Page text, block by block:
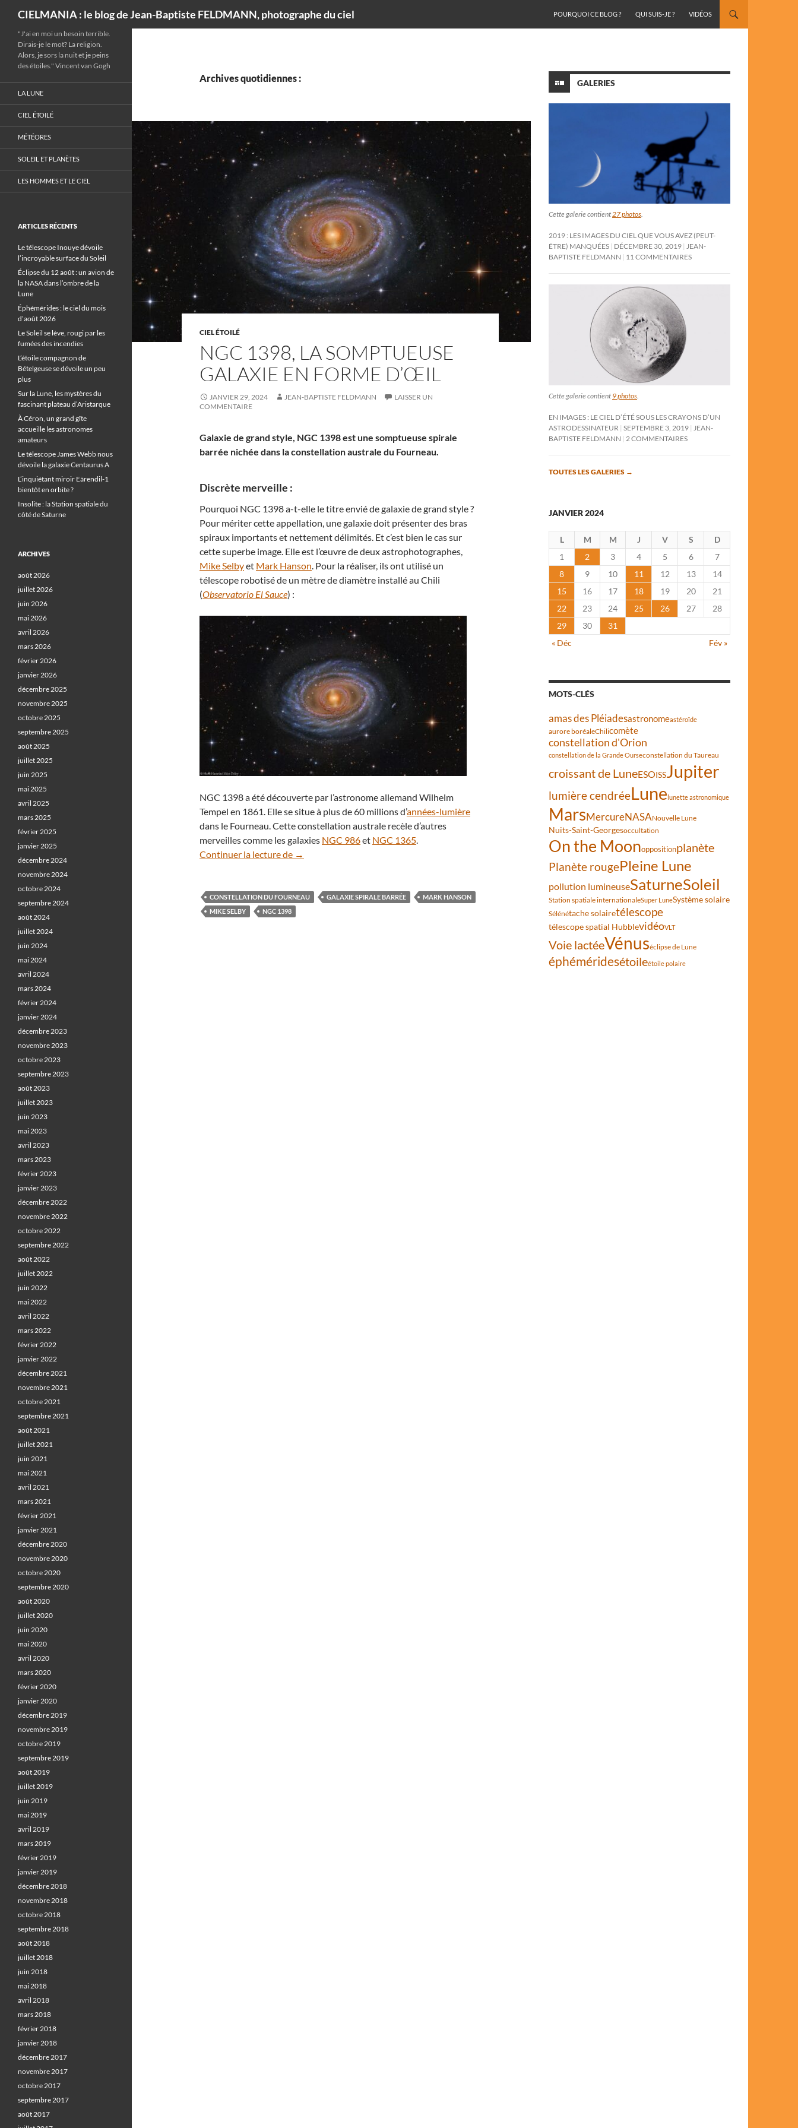
CIELMANIA : le blog de Jean-Baptiste FELDMANN, photographe du ciel
POURQUOI CE BLOG ?
QUI SUIS-JE ? VIDÉOS
Archives quotidiennes :
CIEL ÉTOILÉ
NGC 1398, LA SOMPTUEUSE
GALAXIE EN FORME D’ŒIL
JANVIER 29, 2024 JEAN-BAPTISTE FELDMANN
LAISSER UN
COMMENTAIRE
Galaxie de grand style, NGC 1398 est une somptueuse spirale
barrée nichée dans la constellation australe du Fourneau.
Discrète merveille :
Pourquoi NGC 1398 a-t-elle le titre envié de galaxie de grand style ?
Pour mériter cette appellation, une galaxie doit présenter des bras
spiraux importants et nettement délimités. Et c’est bien le cas sur
cette superbe image. Elle est l’œuvre de deux astrophotographes,
Mike Selbyet Mark Hanson. Pour la réaliser, ils ont utilisé un
télescope robotisé de un mètre de diamètre installé au Chili
(Observatorio El Sauce) :
NGC 1398 a été découverte par l’astronome allemand Wilhelm
Tempel en 1861. Elle se situe à plus de 60 millions d’années-lumière
dans le Fourneau. Cette constellation australe recèle d’autres
merveilles comme les galaxies NGC 986et NGC 1365.
Continuer la lecture de NGC 1398, la somptueuse galaxie en forme d’œil
→
CONSTELLATION DU FOURNEAU GALAXIE SPIRALE BARRÉE
MARK HANSON
MIKE SELBY
NGC 1398
GALERIES
Cette galerie contient27 photos.
2019 : LES IMAGES DU CIEL QUE VOUS AVEZ (PEUT-
ÊTRE) MANQUÉES DÉCEMBRE 30, 2019 JEAN-
BAPTISTE FELDMANN
11 COMMENTAIRES
Cette galerie contient 9 photos
EN IMAGES : LE CIEL D’ÉTÉ SOUS LES CRAYONS D’UN
ASTRODESSINATEUR SEPTEMBRE 3, 2019
JEAN-
BAPTISTE FELDMANN
2 COMMENTAIRES
TOUTES LES GALERIES →
JANVIER 2024
L M M J V S
D
1
2 3 4 5 6
7
8
9 10 11 12 13
14
15
16 17 18 19 20
21
22
23 24 25 26 27
28
29
30
31
« Déc
Fév »
MOTS-CLÉS
amas des Pléiadesastronomeastéroïde
aurore boréaleChilicomète
constellation d'Orion
constellation de la Grande Ourseconstellation du Taureau
croissant de LuneESOISSJupiter
lumière cendréeLunelunette astronomique
MarsMercureNASANouvelle Lune
Nuits-Saint-Georgesoccultation
On the Moonoppositionplanète
Planète rougePleine Lune
pollution lumineuseSaturneSoleil
Station spatiale internationaleSuper LuneSystème solaire
Sélénétache solairetélescope
télescope spatial HubblevidéoVLT
Voie lactéeVénuséclipse de Lune
éphéméridesétoileétoile polaire
"J'ai en moi un besoin terrible.
Dirais-je le mot? La religion.
Alors, je sors la nuit et je peins
des étoiles." Vincent van Gogh
LA LUNE
CIEL ÉTOILÉ
MÉTÉORES
SOLEIL ET PLANÈTES
LES HOMMES ET LE CIEL
ARTICLES RÉCENTS
Le télescope Inouye dévoile
l’incroyable surface du Soleil
Éclipse du 12 août : un avion de
la NASA dans l’ombre de la
Lune
Éphémérides : le ciel du mois
d’août 2026
Le Soleil se lève, rougi par les
fumées des incendies
L’étoile compagnon de
Bételgeuse se dévoile un peu
plus
Sur la Lune, les mystères du
fascinant plateau d’Aristarque
À Céron, un grand gîte
accueille les astronomes
amateurs
Le télescope James Webb nous
dévoile la galaxie Centaurus A
L’inquiétant miroir Eärendil-1
bientôt en orbite ?
Insolite : la Station spatiale du
côté de Saturne
ARCHIVES
août 2026
juillet 2026
juin 2026
mai 2026
avril 2026
mars 2026
février 2026
janvier 2026
décembre 2025
novembre 2025
octobre 2025
septembre 2025
août 2025
juillet 2025
juin 2025
mai 2025
avril 2025
mars 2025
février 2025
janvier 2025
décembre 2024
novembre 2024
octobre 2024
septembre 2024
août 2024
juillet 2024
juin 2024
mai 2024
avril 2024
mars 2024
février 2024
janvier 2024
décembre 2023
novembre 2023
octobre 2023
septembre 2023
août 2023
juillet 2023
juin 2023
mai 2023
avril 2023
mars 2023
février 2023
janvier 2023
décembre 2022
novembre 2022
octobre 2022
septembre 2022
août 2022
juillet 2022
juin 2022
mai 2022
avril 2022
mars 2022
février 2022
janvier 2022
décembre 2021
novembre 2021
octobre 2021
septembre 2021
août 2021
juillet 2021
juin 2021
mai 2021
avril 2021
mars 2021
février 2021
janvier 2021
décembre 2020
novembre 2020
octobre 2020
septembre 2020
août 2020
juillet 2020
juin 2020
mai 2020
avril 2020
mars 2020
février 2020
janvier 2020
décembre 2019
novembre 2019
octobre 2019
septembre 2019
août 2019
juillet 2019
juin 2019
mai 2019
avril 2019
mars 2019
février 2019
janvier 2019
décembre 2018
novembre 2018
octobre 2018
septembre 2018
août 2018
juillet 2018
juin 2018
mai 2018
avril 2018
mars 2018
février 2018
janvier 2018
décembre 2017
novembre 2017
octobre 2017
septembre 2017
août 2017